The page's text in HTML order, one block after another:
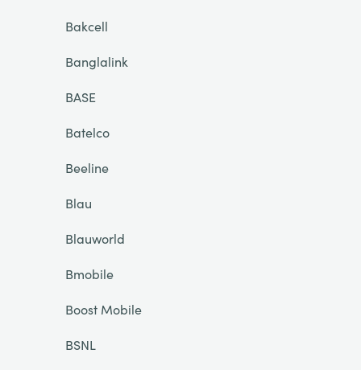
Bakcell
Banglalink
BASE
Batelco
Beeline
Blau
Blauworld
Bmobile
Boost Mobile
BSNL